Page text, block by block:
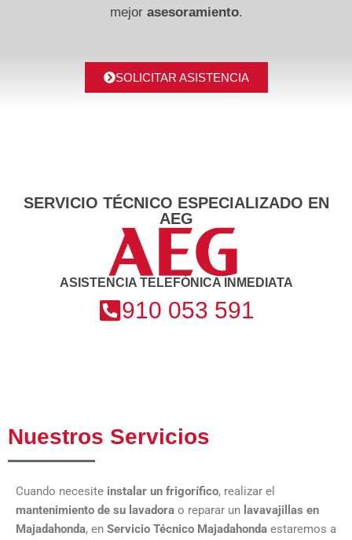
mejor asesoramiento.
SOLICITAR ASISTENCIA
SERVICIO TÉCNICO ESPECIALIZADO EN
AEG
ASISTENCIA TELEFÓNICA INMEDIATA
910 053 591
Nuestros Servicios
Cuando necesite instalar un frigorífico, realizar el
mantenimiento de su lavadora o reparar un lavavajillas en
Majadahonda, en Servicio Técnico Majadahonda estaremos a